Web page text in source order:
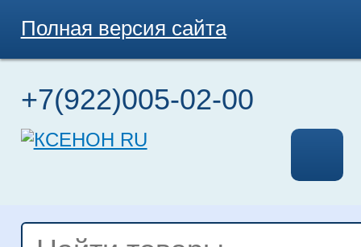
Полная версия сайта
+7(922)005-02-00